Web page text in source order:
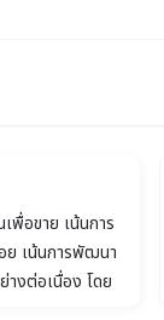
พื่อขาย เน้นการ
ย เน้นการพัฒนา
างต่อเนื่อง โดย